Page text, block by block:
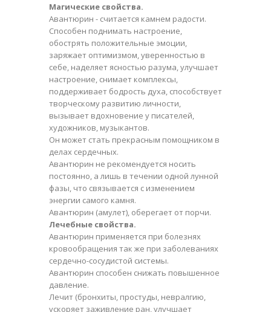
Магические свойства.
Авантюрин - считается камнем радости.
Способен поднимать настроение,
обострять положительные эмоции,
заряжает оптимизмом, уверенностью в
себе, наделяет ясностью разума, улучшает
настроение, снимает комплексы,
поддерживает бодрость духа, способствует
творческому развитию личности,
вызывает вдохновение у писателей,
художников, музыкантов.
Он может стать прекрасным помощником в
делах сердечных.
Авантюрин не рекомендуется носить
постоянно, а лишь в течении одной лунной
фазы, что связывается с изменением
энергии самого камня.
Авантюрин (амулет), оберегает от порчи.
Лечебные свойства.
Авантюрин применяется при болезнях
кровообращения так же при заболеваниях
сердечно-сосудистой системы.
Авантюрин способен снижать повышенное
давление.
Лечит (бронхиты, простуды, невралгию,
ускоряет заживление ран, улучшает